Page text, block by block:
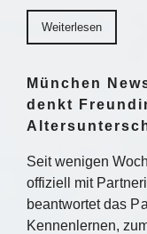
Weiterlesen
München
denkt
Seit wenigen
offiziell mit
beantwortet das
Kennenlernen,